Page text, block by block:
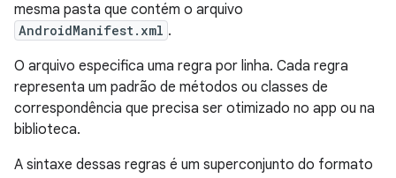
mesma pasta que contém o arquivo
AndroidManifest.xml .
O arquivo especifica uma regra por linha. Cada regra
representa um padrão de métodos ou classes de
correspondência que precisa ser otimizado no app ou na
biblioteca.
A sintaxe dessas regras é um superconjunto do formato